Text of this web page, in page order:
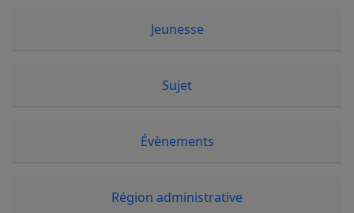
Jeunesse
Sujet
Évènements
Région administrative